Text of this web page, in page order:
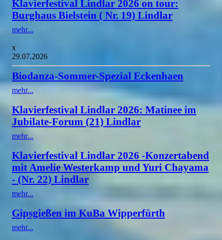
Klavierfestival Lindlar 2026 on tour:
Burghaus Bielstein ( Nr. 19) Lindlar
mehr...
x
29.07.2026
Biodanza-Sommer-Spezial Eckenhaen
mehr...
Klavierfestival Lindlar 2026: Matinee im
Jubilate-Forum (21) Lindlar
mehr...
Klavierfestival Lindlar 2026 -Konzertabend
mit Amelie Westerkamp und Yuri Chayama
- (Nr. 22) Lindlar
mehr...
Gipsgießen im KuBa Wipperfürth
mehr...